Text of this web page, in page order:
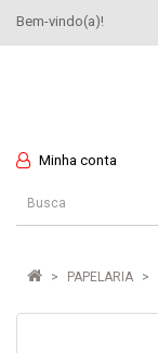
Bem-vindo(a)!
Minha conta
PAPELARIA